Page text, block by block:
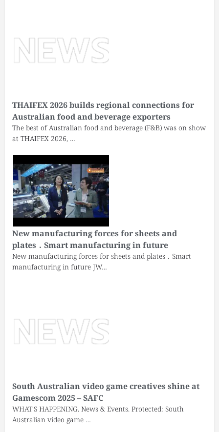
THAIFEX 2026 builds regional connections for
Australian food and beverage exporters
The best of Australian food and beverage (F&B) was on show
at THAIFEX 2026, …
New manufacturing forces for sheets and
plates．Smart manufacturing in future
New manufacturing forces for sheets and plates．Smart
manufacturing in future JW…
South Australian video game creatives shine at
Gamescom 2025 – SAFC
WHAT'S HAPPENING. News & Events. Protected: South
Australian video game …